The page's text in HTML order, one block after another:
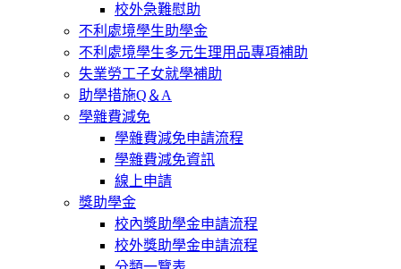
校外急難慰助
不利處境學生助學金
不利處境學生多元生理用品專項補助
失業勞工子女就學補助
助學措施Q＆A
學雜費減免
學雜費減免申請流程
學雜費減免資訊
線上申請
獎助學金
校內獎助學金申請流程
校外獎助學金申請流程